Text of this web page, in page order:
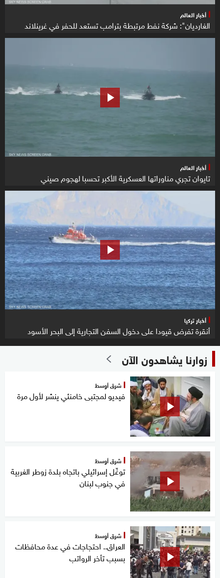
أخبار العالم
الغارديان": شركة نفط مرتبطة بترامب تستعد للحفر في غرينلاند
أخبار العالم
تايوان تجري مناوراتها العسكرية الأكبر تحسبا لهجوم صيني
أخبار تركيا
أنقرة تفرض قيودا على دخول السفن التجارية إلى البحر الأسود
زوارنا يشاهدون الآن
شرق أوسط
فيديو لمجتبى خامنئي ينشر لأول مرة
شرق أوسط
توغّل إسرائيلي باتجاه بلدة زوطر الغربية
في جنوب لبنان
شرق أوسط
العراق.. احتجاجات في عدة محافظات
بسبب تأخر الرواتب